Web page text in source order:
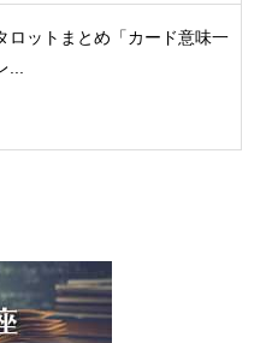
ロットまとめ「カード意味一